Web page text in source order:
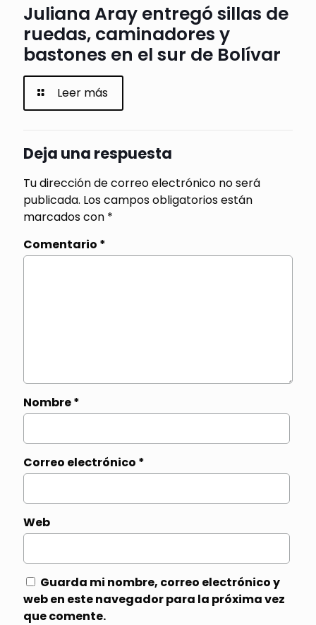
Juliana Aray entregó sillas de
ruedas, caminadores y
bastones en el sur de Bolívar
Leer más
Deja una respuesta
Tu dirección de correo electrónico no será
publicada. Los campos obligatorios están
marcados con *
Comentario *
Nombre*
Correo electrónico *
Web
Guarda mi nombre, correo electrónico y
web en este navegador para la próxima vez
que comente.